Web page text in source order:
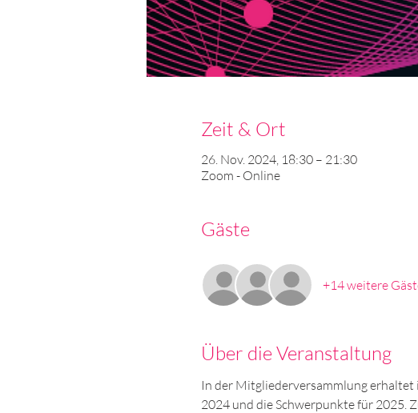
Zeit & Ort
26. Nov. 2024, 18:30 – 21:30
Zoom - Online
Gäste
+14 weitere
Über die Veranstaltung
In der Mitgliederversammlung
2024 und die Schwerpunkte für 2025.